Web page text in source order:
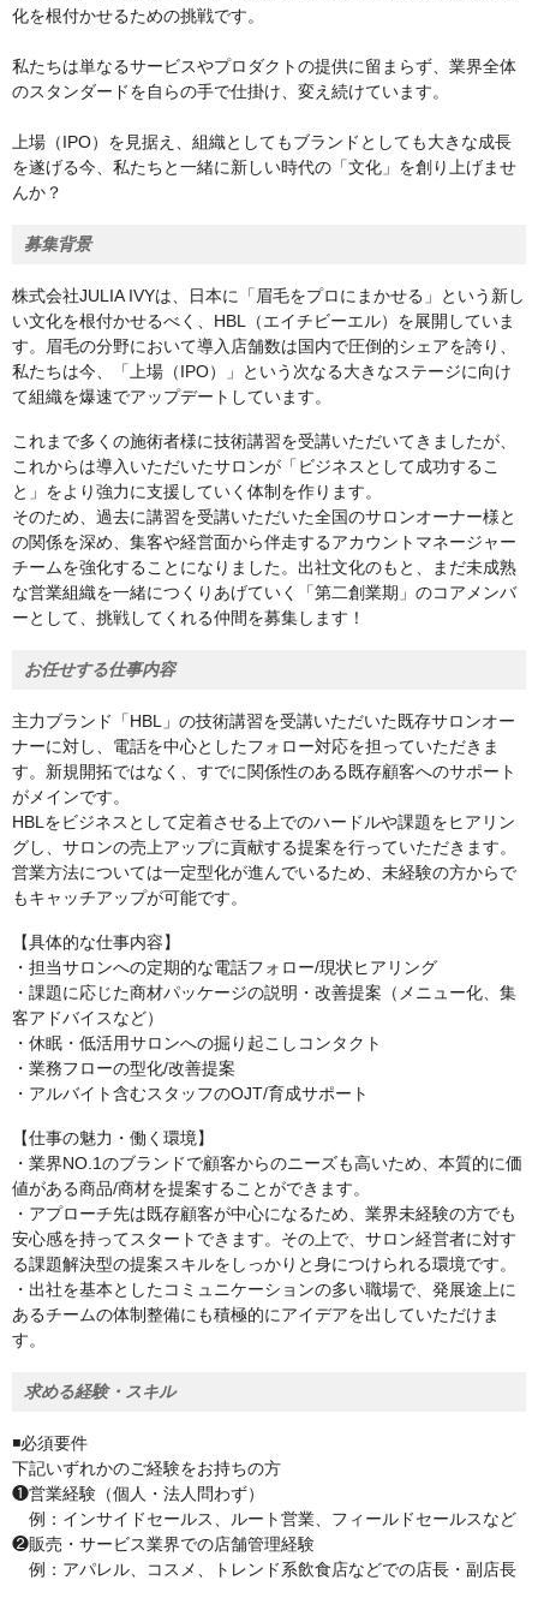
化を根付かせるための挑戦です。
私たちは単なるサービスやプロダクトの提供に留まらず、業界全体
のスタンダードを自らの手で仕掛け、変え続けています。
上場（IPO）を見据え、組織としてもブランドとしても大きな成長
を遂げる今、私たちと一緒に新しい時代の「文化」を創り上げませ
んか？
募集背景
株式会社JULIA IVYは、日本に「眉毛をプロにまかせる」という新し
い文化を根付かせるべく、HBL（エイチビーエル）を展開していま
す。眉毛の分野において導入店舗数は国内で圧倒的シェアを誇り、
私たちは今、「上場（IPO）」という次なる大きなステージに向け
て組織を爆速でアップデートしています。
これまで多くの施術者様に技術講習を受講いただいてきましたが、
これからは導入いただいたサロンが「ビジネスとして成功するこ
と」をより強力に支援していく体制を作ります。
そのため、過去に講習を受講いただいた全国のサロンオーナー様と
の関係を深め、集客や経営面から伴走するアカウントマネージャー
チームを強化することになりました。出社文化のもと、まだ未成熟
な営業組織を一緒につくりあげていく「第二創業期」のコアメンバ
ーとして、挑戦してくれる仲間を募集します！
お任せする仕事内容
主力ブランド「HBL」の技術講習を受講いただいた既存サロンオー
ナーに対し、電話を中心としたフォロー対応を担っていただきま
す。新規開拓ではなく、すでに関係性のある既存顧客へのサポート
がメインです。
HBLをビジネスとして定着させる上でのハードルや課題をヒアリン
グし、サロンの売上アップに貢献する提案を行っていただきます。
営業方法については一定型化が進んでいるため、未経験の方からで
もキャッチアップが可能です。
【具体的な仕事内容】
・担当サロンへの定期的な電話フォロー/現状ヒアリング
・課題に応じた商材パッケージの説明・改善提案（メニュー化、集
客アドバイスなど）
・休眠・低活用サロンへの掘り起こしコンタクト
・業務フローの型化/改善提案
・アルバイト含むスタッフのOJT/育成サポート
【仕事の魅力・働く環境】
・業界NO.1のブランドで顧客からのニーズも高いため、本質的に価
値がある商品/商材を提案することができます。
・アプローチ先は既存顧客が中心になるため、業界未経験の方でも
安心感を持ってスタートできます。その上で、サロン経営者に対す
る課題解決型の提案スキルをしっかりと身につけられる環境です。
・出社を基本としたコミュニケーションの多い職場で、発展途上に
あるチームの体制整備にも積極的にアイデアを出していただけま
す。
求める経験・スキル
◾️必須要件
下記いずれかのご経験をお持ちの方
❶営業経験（個人・法人問わず）
例：インサイドセールス、ルート営業、フィールドセールスなど
❷販売・サービス業界での店舗管理経験
例：アパレル、コスメ、トレンド系飲食店などでの店長・副店長